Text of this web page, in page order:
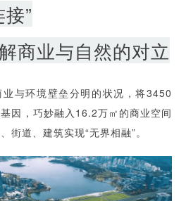
”
商业与自然的对立
与环境壁垒分明的状况，将3450
因，巧妙融入16.2万㎡的商业空间
街道、建筑实现“无界相融”。